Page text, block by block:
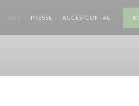
AVIS PRESSE ACCÈS/CONTACT